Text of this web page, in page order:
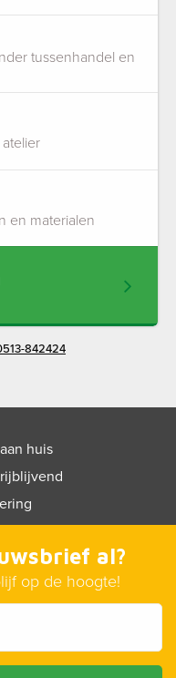
tussenhandel en
en materialen
842424
huis
al?
op de hoogte!